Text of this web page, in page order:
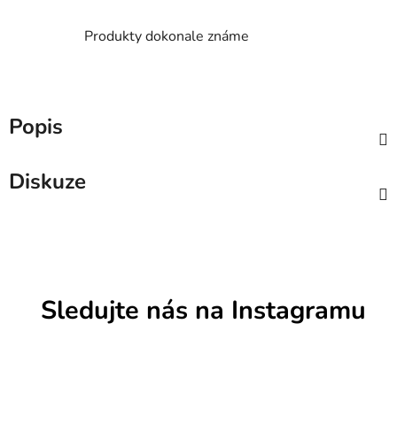
Produkty dokonale známe
Popis
Diskuze
Sledujte nás na Instagramu